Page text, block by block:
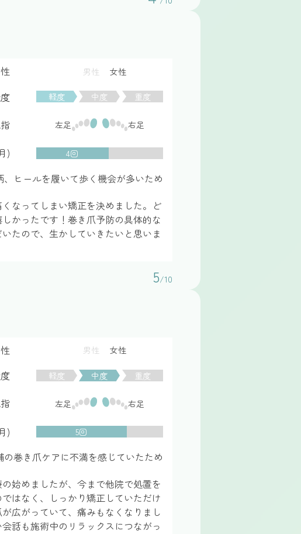
男性 女性
軽度 中度 重度
左足 右足
) 4回
、ヒールを履いて歩く機会が多いため
なってしまい矯正を決めました。ど
かったです！巻き爪予防の具体的な
たので、生かしていきたいと思いま
男性 女性
軽度 中度 重度
左足 右足
) 5回
の巻き爪ケアに不満を感じていたため
始めましたが、今まで他院で処置を
はなく、しっかり矯正していただけ
広がっていて、痛みもなくなりまし
話も施術中のリラックスにつながっ
5/10